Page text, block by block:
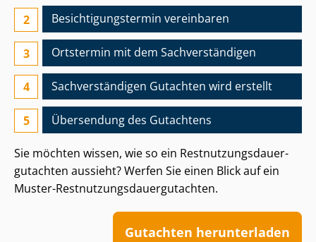
Besichtigungs­termin vereinbaren
Ortstermin mit dem Sach­ver­stän­di­gen
Sach­ver­stän­di­gen Gutachten wird erstellt
Übersendung des Gutachtens
Sie möchten wissen, wie so ein Rest­nut­zungs­dau­er­
gut­ach­ten aussieht? Werfen Sie einen Blick auf ein
Muster-Rest­nut­zungs­dau­er­gut­ach­ten.
Gutachten herunterladen